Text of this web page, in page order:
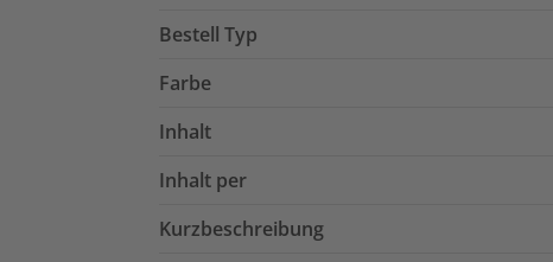
Bestell Typ
Farbe
Inhalt
Inhalt per
Kurzbeschreibung